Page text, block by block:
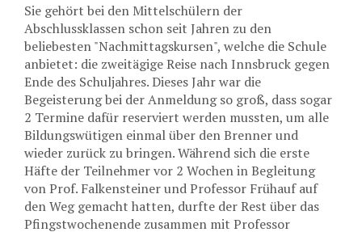
Sie gehört bei den Mittelschülern der
Abschlussklassen schon seit Jahren zu den
beliebesten "Nachmittagskursen", welche die Schule
anbietet: die zweitägige Reise nach Innsbruck gegen
Ende des Schuljahres. Dieses Jahr war die
Begeisterung bei der Anmeldung so groß, dass sogar
2 Termine dafür reserviert werden mussten, um alle
Bildungswütigen einmal über den Brenner und
wieder zurück zu bringen. Während sich die erste
Häfte der Teilnehmer vor 2 Wochen in Begleitung
von Prof. Falkensteiner und Professor Frühauf auf
den Weg gemacht hatten, durfte der Rest über das
Pfingstwochenende zusammen mit Professor